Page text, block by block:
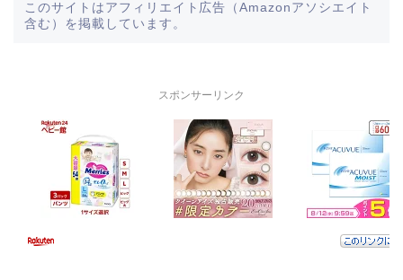
このサイトはアフィリエイト広告（Amazonアソシエイト
含む）を掲載しています。
スポンサーリンク